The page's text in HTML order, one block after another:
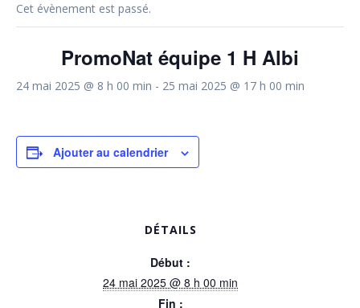
Cet évènement est passé.
PromoNat équipe 1 H Albi
24 mai 2025 @ 8 h 00 min - 25 mai 2025 @ 17 h 00 min
Ajouter au calendrier
DÉTAILS
Début :
24 mai 2025 @ 8 h 00 min
Fin :